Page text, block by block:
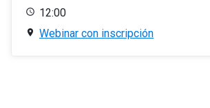
12:00
Webinar con inscripción